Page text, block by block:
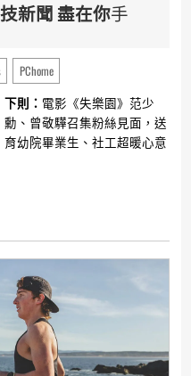
新聞 盡在你手
PChome
下則： 電影《失樂園》范少
勳、曾敬驊召集粉絲見面，送
育幼院畢業生、社工超暖心意